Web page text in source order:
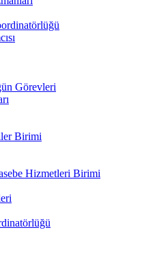
Görevleri
Birimi
Hizmetleri Birimi